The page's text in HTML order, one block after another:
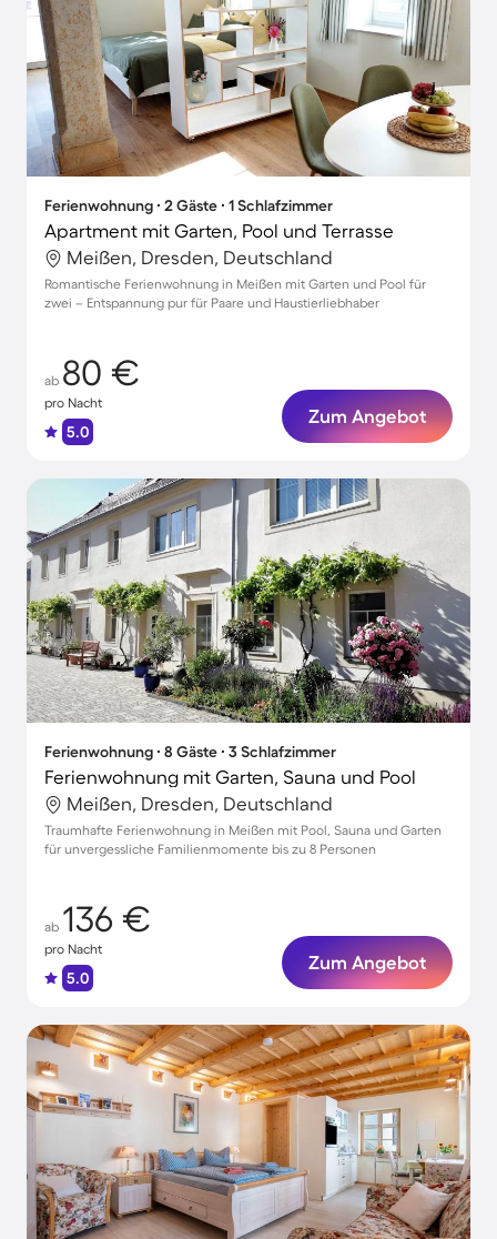
Ferienwohnung ∙ 2 Gäste ∙ 1 Schlafzimmer
Apartment mit Garten, Pool und Terrasse
Meißen, Dresden, Deutschland
Romantische Ferienwohnung in Meißen mit Garten und Pool für
zwei – Entspannung pur für Paare und Haustierliebhaber
ab 80 €
pro Nacht
5.0
Zum Angebot
Ferienwohnung ∙ 8 Gäste ∙ 3 Schlafzimmer
Ferienwohnung mit Garten, Sauna und Pool
Meißen, Dresden, Deutschland
Traumhafte Ferienwohnung in Meißen mit Pool, Sauna und Garten
für unvergessliche Familienmomente bis zu 8 Personen
ab 136 €
pro Nacht
5.0
Zum Angebot